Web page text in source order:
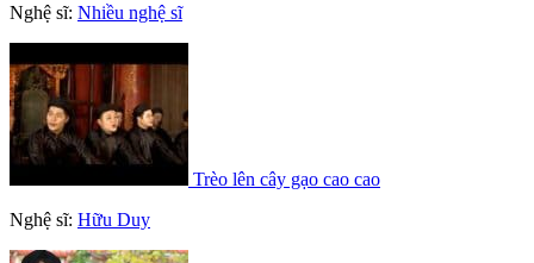
Nghệ sĩ: Nhiều nghệ sĩ
Trèo lên cây gạo cao cao
Nghệ sĩ: Hữu Duy